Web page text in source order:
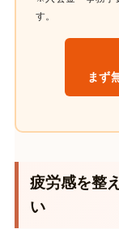
す。
まず
疲労感を整
い